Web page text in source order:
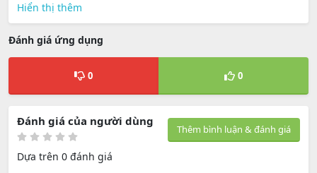
Hiển thị thêm
Đánh giá ứng dụng
0 0
Thêm bình luận & đánh giá
Đánh giá của người dùng
Dựa trên 0 đánh giá